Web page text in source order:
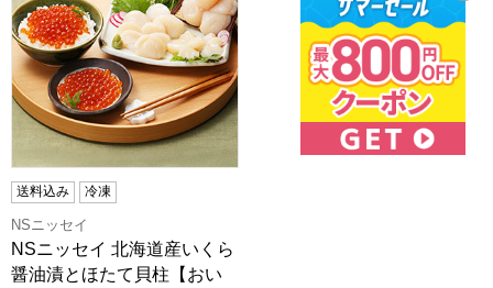
送料込み 冷凍
NSニッセイ
NSニッセイ 北海道産いくら
醤油漬とほたて貝柱【おい